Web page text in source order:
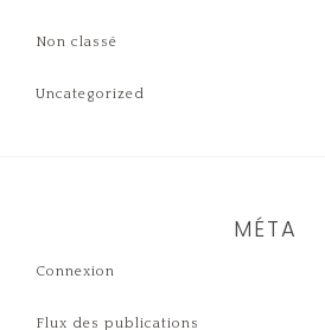
Non classé
Uncategorized
MÉTA
Connexion
Flux des publications